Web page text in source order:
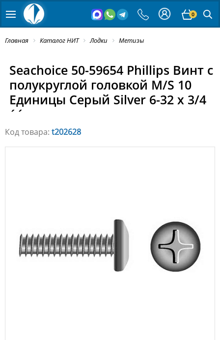
0
Главная Каталог НИТ Лодки Метизы
Seachoice 50-59654 Phillips Винт с
полукруглой головкой M/S 10
Единицы Серый Silver 6-32 x 3/4
´´
Код товара: t202628